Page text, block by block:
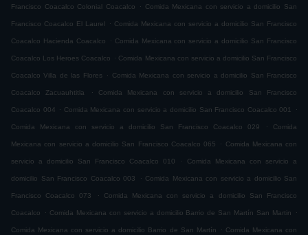
Francisco Coacalco Colonial Coacalco . Comida Mexicana con servicio a domicilio San
Francisco Coacalco El Laurel . Comida Mexicana con servicio a domicilio San Francisco
Coacalco Hacienda Coacalco . Comida Mexicana con servicio a domicilio San Francisco
Coacalco Los Heroes Coacalco . Comida Mexicana con servicio a domicilio San Francisco
Coacalco Villa de las Flores . Comida Mexicana con servicio a domicilio San Francisco
Coacalco Zacuauhtitla . Comida Mexicana con servicio a domicilio San Francisco
Coacalco 004 . Comida Mexicana con servicio a domicilio San Francisco Coacalco 001 .
Comida Mexicana con servicio a domicilio San Francisco Coacalco 029 . Comida
Mexicana con servicio a domicilio San Francisco Coacalco 065 . Comida Mexicana con
servicio a domicilio San Francisco Coacalco 010 . Comida Mexicana con servicio a
domicilio San Francisco Coacalco 003 . Comida Mexicana con servicio a domicilio San
Francisco Coacalco 073 . Comida Mexicana con servicio a domicilio San Francisco
Coacalco . Comida Mexicana con servicio a domicilio Barrio de San Martín San Martin .
Comida Mexicana con servicio a domicilio Barrio de San Martín . Comida Mexicana con